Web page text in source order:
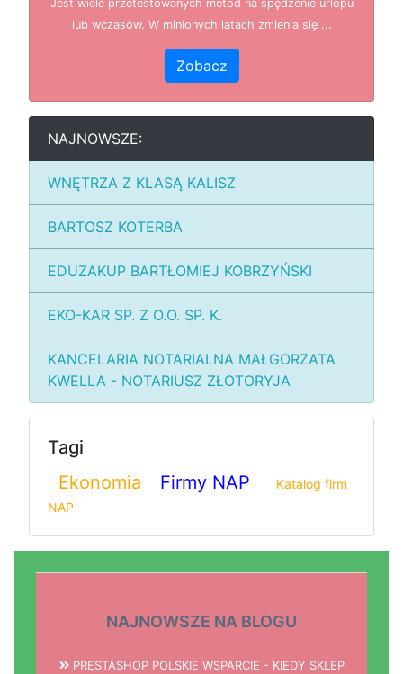
Jest wiele przetestowanych metod na spędzenie urlopu
lub wczasów. W minionych latach zmienia się ...
Zobacz
NAJNOWSZE:
WNĘTRZA Z KLASĄ KALISZ
BARTOSZ KOTERBA
EDUZAKUP BARTŁOMIEJ KOBRZYŃSKI
EKO-KAR SP. Z O.O. SP. K.
KANCELARIA NOTARIALNA MAŁGORZATA
KWELLA - NOTARIUSZ ZŁOTORYJA
Tagi
Ekonomia
Firmy NAP
Katalog firm
NAP
NAJNOWSZE NA BLOGU
PRESTASHOP POLSKIE WSPARCIE - KIEDY SKLEP